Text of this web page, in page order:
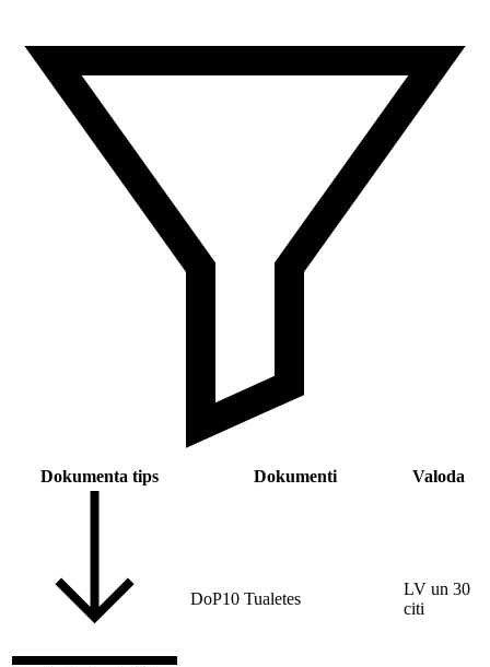
Dokumenta tips Dokumenti Valoda
DoP10 Tualetes
LV un 30
citi